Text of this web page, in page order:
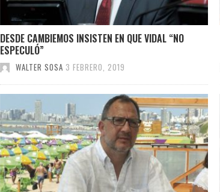
DESDE CAMBIEMOS INSISTEN EN QUE VIDAL “NO
ESPECULÓ”
WALTER SOSA 3 FEBRERO, 2019